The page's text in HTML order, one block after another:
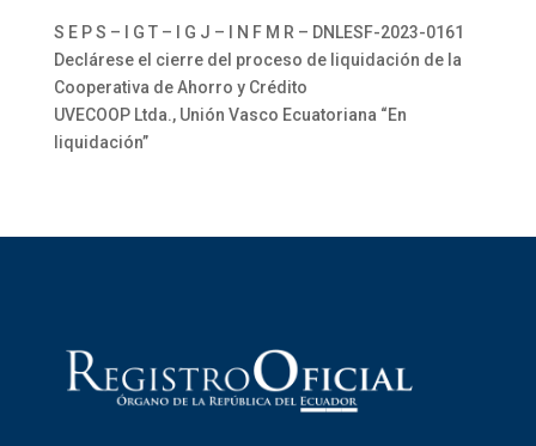
S E P S – I G T – I G J – I N F M R – DNLESF-2023-0161
Declárese el cierre del proceso de liquidación de la
Cooperativa de Ahorro y Crédito
UVECOOP Ltda., Unión Vasco Ecuatoriana “En
liquidación”